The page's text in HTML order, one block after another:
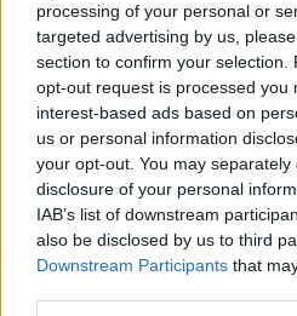
processing of your personal or
targeted advertising by us,
section to confirm your selection.
opt-out request is processed you
interest-based ads based on
us or personal information
your opt-out. You may
disclosure of your personal
IAB’s list of downstream
also be disclosed by us to third
Downstream Participants that